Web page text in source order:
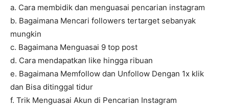
a. Cara membidik dan menguasai pencarian instagram
b. Bagaimana Mencari followers tertarget sebanyak
mungkin
c. Bagaimana Menguasai 9 top post
d. Cara mendapatkan like hingga ribuan
e. Bagaimana Memfollow dan Unfollow Dengan 1x klik
dan Bisa ditinggal tidur
f. Trik Menguasai Akun di Pencarian Instagram